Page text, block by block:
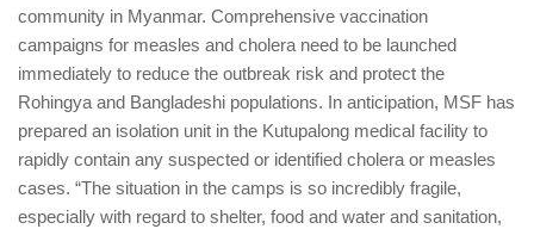
community in Myanmar. Comprehensive vaccination
campaigns for measles and cholera need to be launched
immediately to reduce the outbreak risk and protect the
Rohingya and Bangladeshi populations. In anticipation, MSF has
prepared an isolation unit in the Kutupalong medical facility to
rapidly contain any suspected or identified cholera or measles
cases. “The situation in the camps is so incredibly fragile,
especially with regard to shelter, food and water and sanitation,